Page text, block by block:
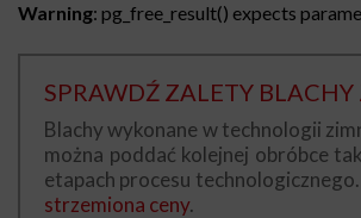
Warning: pg_free_result() expects
SPRAWDŹ ZALETY
Blachy wykonane w technologii
można poddać kolejnej obróbce
etapach procesu
strzemiona ceny.